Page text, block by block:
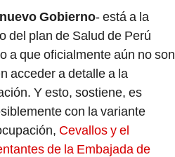
nuevo Gobierno- está a la
del plan de Salud de Perú
a que oficialmente aún no son
acceder a detalle a la
Y esto, sostiene, es
con la variante
Cevallos y el
de la Embajada de